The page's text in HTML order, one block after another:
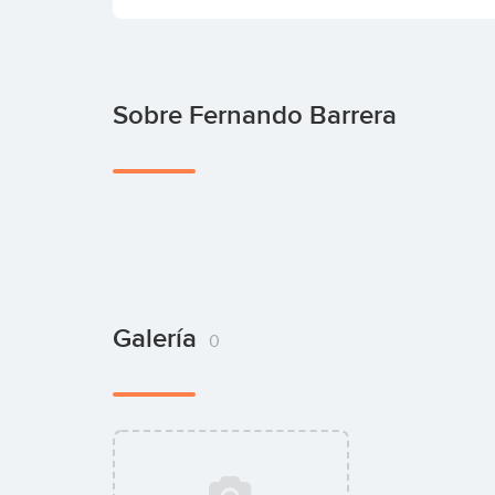
Sobre Fernando Barrera
Galería 0